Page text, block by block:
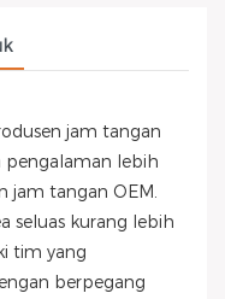
jam tangan
pengalaman lebih
jam tangan OEM.
seluas kurang lebih
tim yang
berpegang